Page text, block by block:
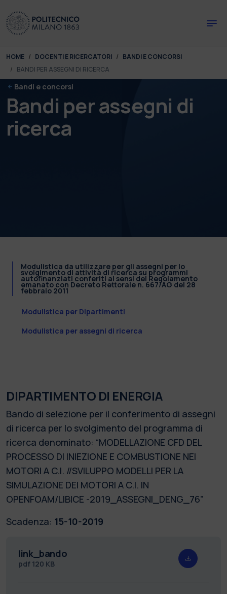
You are here:
HOME DOCENTI E RICERCATORI
BANDI E CONCORSI
BANDI PER ASSEGNI DI RICERCA
Bandi e concorsi
Bandi per assegni di
ricerca
Modulistica da utilizzare per gli assegni per lo
svolgimento di attività di ricerca su programmi
autofinanziati conferiti ai sensi del Regolamento
emanato con Decreto Rettorale n. 667/AG del 28
febbraio 2011
Modulistica per Dipartimenti
Modulistica per assegni di ricerca
DIPARTIMENTO DI ENERGIA
Bando di selezione per il conferimento di assegni
di ricerca per lo svolgimento del programma di
ricerca denominato: “MODELLAZIONE CFD DEL
PROCESSO DI INIEZIONE E COMBUSTIONE NEI
MOTORI A C.I. //SVILUPPO MODELLI PER LA
SIMULAZIONE DEI MOTORI A C.I. IN
OPENFOAM/LIBICE -2019_ASSEGNI_DENG_76”
Scadenza: 15-10-2019
link_bando
pdf 120 KB